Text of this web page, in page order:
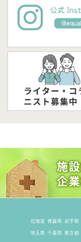
北海道 青森県 岩手県
埼玉県 千葉県 東京都